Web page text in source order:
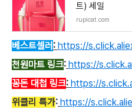
트) 세일
rupicat.com
베스트셀러 : https://
천원마트 링크: https://
꽁돈 대첩 링크: https://
위클리 특가: https://